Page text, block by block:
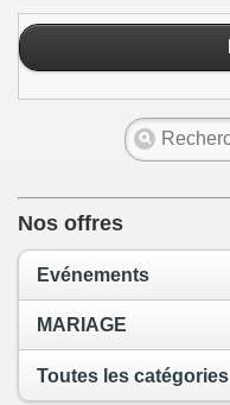
Nos offres
Evénements
MARIAGE
Toutes les catégories